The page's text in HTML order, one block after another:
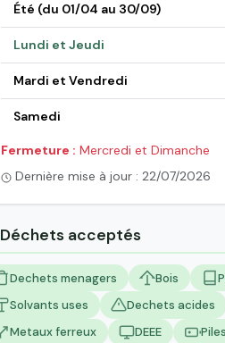
Été (du 01/04 au 30/09)
Lundi et Jeudi
Mardi et Vendredi
Samedi
Fermeture : Mercredi et Dimanche
Dernière mise à jour : 22/07/2026
Déchets acceptés
Dechets menagers Bois
Solvants uses
Dechets acides
Metaux ferreux
DEEE